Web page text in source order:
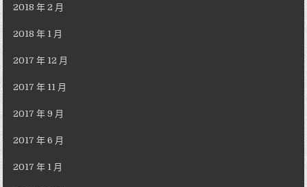
2018 年 2 月
2018 年 1 月
2017 年 12 月
2017 年 11 月
2017 年 9 月
2017 年 6 月
2017 年 1 月